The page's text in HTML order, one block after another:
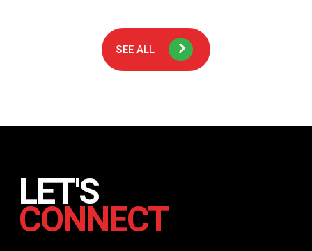
dia membacakan cerita tentang kelinci kecil yang berani. Si
SEE ALL
LET'S
CONNECT